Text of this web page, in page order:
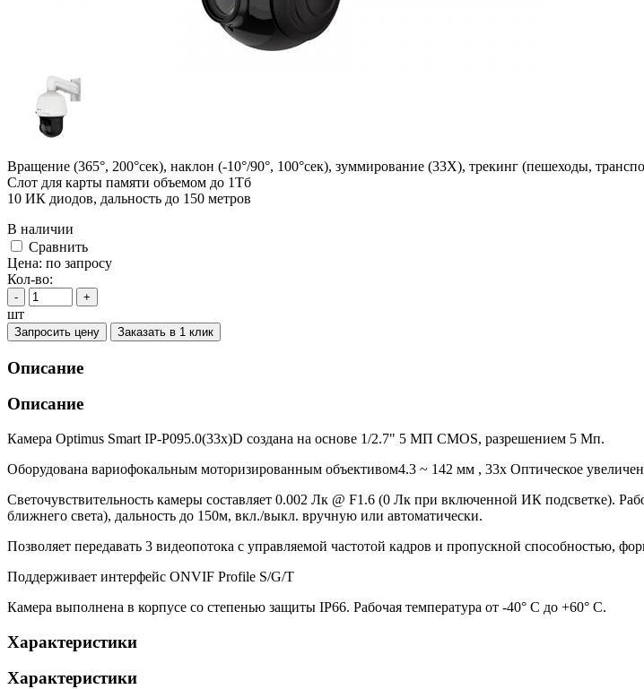
Вращение (365°, 200°сек), наклон (-10°/90°, 100°сек), зуммирование (33X), трекинг (пешеходы,
Слот для карты памяти объемом до 1Тб
10 ИК диодов, дальность до 150 метров
В наличии
Cравнить
Цена: по запросу
Кол-во:
- +
шт
Запросить цену Заказать в 1 клик
Описание
Описание
Камера Optimus Smart IP-P095.0(33x)D создана на основе 1/2.7" 5 МП CMOS, разрешением 5 Мп.
Оборудована вариофокальным моторизированным объективом4.3 ~ 142 мм , 33x Оптическое
Светочувствительность камеры составляет 0.002 Лк @ F1.6 (0 Лк при включенной ИК подсветке).
ближнего света), дальность до 150м, вкл./выкл. вручную или автоматически.
Позволяет передавать 3 видеопотока с управляемой частотой кадров и пропускной способностью,
Поддерживает интерфейс ONVIF Profile S/G/T
Камера выполнена в корпусе со степенью защиты IP66. Рабочая температура от -40° С до +60° С.
Характеристики
Характеристики